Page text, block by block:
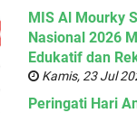
MIS Al Mourky
Nasional 2026
Edukatif dan
Kamis, 23 Jul
Peringati Hari